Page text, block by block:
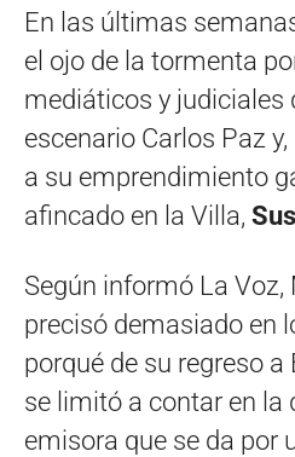
En las últimas
el ojo de la tormenta
mediáticos y judiciales
escenario Carlos Paz
a su emprendimiento
afincado en la Villa,
Según informó La Voz,
precisó demasiado en
porqué de su regreso a
se limitó a contar en la
emisora que se da por